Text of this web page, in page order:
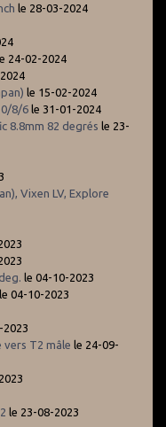
le 28-03-2024
24-02-2024
le 15-02-2024
8/6 le 31-01-2024
8.8mm 82 degrés le 23-
Vixen LV, Explore
le 04-10-2023
le 04-10-2023
2023
vers T2 mâle le 24-09-
le 23-08-2023